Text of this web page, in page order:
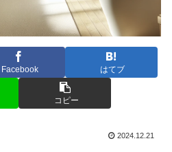
Facebook はてブ
コピー
2024.12.21